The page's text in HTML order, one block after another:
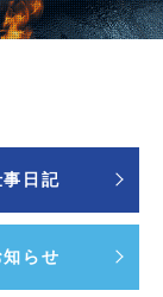
事日記
知らせ